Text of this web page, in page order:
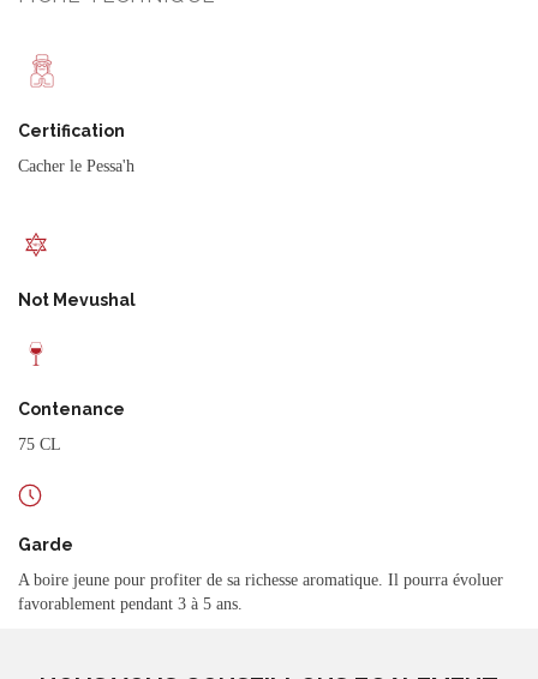
Certification
Cacher le Pessa'h
Not Mevushal
Contenance
75 CL
Garde
A boire jeune pour profiter de sa richesse aromatique. Il pourra évoluer
favorablement pendant 3 à 5 ans.